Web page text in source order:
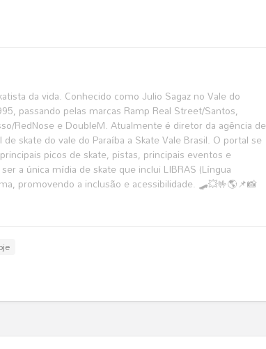
da vida. Conhecido como Julio Sagaz no Vale do
passando pelas marcas Ramp Real Street/Santos,
RedNose e DoubleM. Atualmente é diretor da agência de
skate do vale do Paraíba a Skate Vale Brasil. O portal se
picos de skate, pistas, principais eventos e
a única mídia de skate que inclui LIBRAS (Língua
promovendo a inclusão e acessibilidade. 🛹💥🤟🌎📌📸